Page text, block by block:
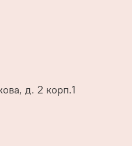
д. 2 корп.1